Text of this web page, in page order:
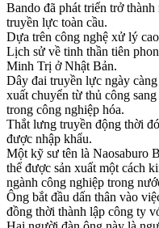
Bando đã phát triển trở
truyền lực toàn cầu.
Dựa trên công nghệ xử lý
Lịch sử về tinh thần tiên
Minh Trị ở Nhật Bản.
Dây đai truyền lực ngày
xuất chuyển từ thủ công
trong công nghiệp hóa.
Thắt lưng truyền động thời
được nhập khẩu.
Một kỹ sư tên là Naosaburo
thể được sản xuất một cách
ngành công nghiệp trong
Ông bắt đầu dấn thân vào
đồng thời thành lập công ty